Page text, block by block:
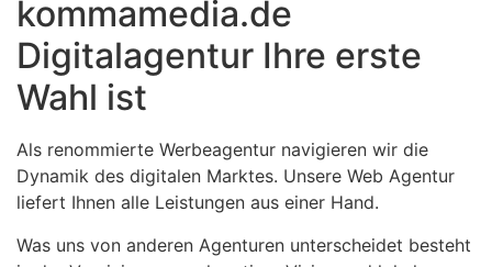
kommamedia.de
Digitalagentur Ihre erste
Wahl ist
Als renommierte Werbeagentur navigieren wir die
Dynamik des digitalen Marktes. Unsere Web Agentur
liefert Ihnen alle Leistungen aus einer Hand.
Was uns von anderen Agenturen unterscheidet besteht